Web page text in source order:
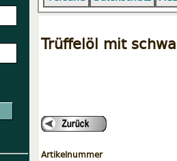
Trüffelöl mit
Artikelnummer